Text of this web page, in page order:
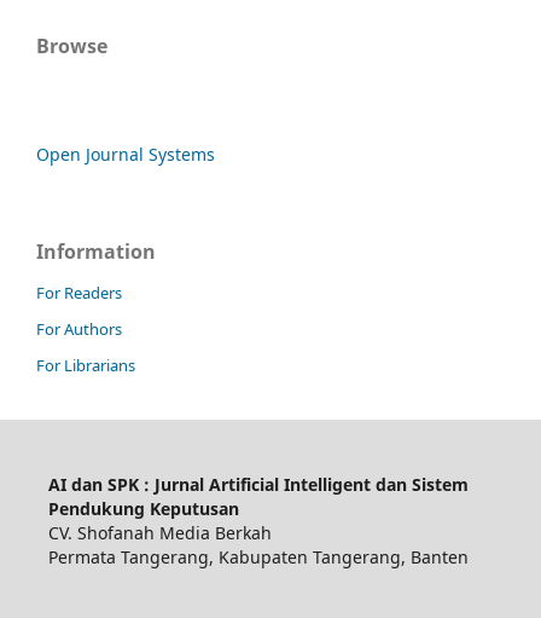
Browse
Open Journal Systems
Information
For Readers
For Authors
For Librarians
AI dan SPK : Jurnal Artificial Intelligent dan Sistem
Pendukung Keputusan
CV. Shofanah Media Berkah
Permata Tangerang, Kabupaten Tangerang, Banten